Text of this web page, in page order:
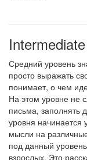
Intermediate
Средний уровень
просто выражать
понимает, о чем
На этом уровне не
письма, заполнять
уровня начинается
мысли на
под данный
взрослых. Это